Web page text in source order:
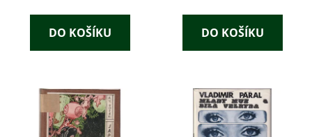
DO KOŠÍKU DO KOŠÍKU